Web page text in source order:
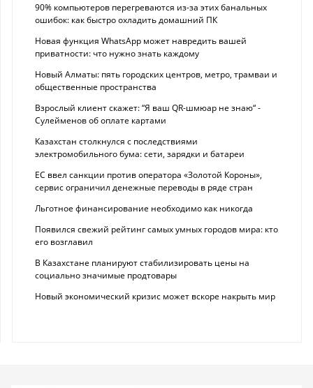
90% компьютеров перегреваются из-за этих банальных
ошибок: как быстро охладить домашний ПК
Новая функция WhatsApp может навредить вашей
приватности: что нужно знать каждому
Новый Алматы: пять городских центров, метро, трамваи и
общественные пространства
Взрослый клиент скажет: “Я ваш QR-шмюар не знаю“ -
Сулейменов об оплате картами
Казахстан столкнулся с последствиями
электромобильного бума: сети, зарядки и батареи
ЕС ввел санкции против оператора «Золотой Короны»,
сервис ограничил денежные переводы в ряде стран
Льготное финансирование необходимо как никогда
Появился свежий рейтинг самых умных городов мира: кто
его возглавил
В Казахстане планируют стабилизировать цены на
социально значимые продтовары
Новый экономический кризис может вскоре накрыть мир